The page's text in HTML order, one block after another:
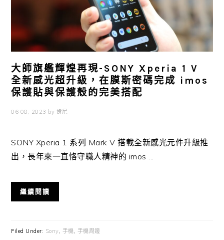
大師旗艦輝煌再現-SONY Xperia 1 V
全新感光超升級，在膜斯密碼完成 imos
保護貼與保護殼的完美搭配
06 08, 2023 by 肯尼
SONY Xperia 1 系列 Mark V 搭載全新感光元件升級推
出，長年來一直恪守職人精神的 imos ...
繼續閱讀
Filed Under: Sony, 手機, 手機周邊